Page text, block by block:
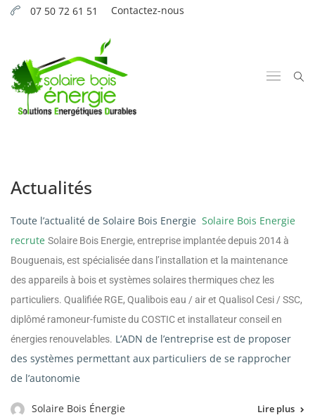
07 50 72 61 51 Contactez-nous
Actualités
Toute l’actualité de Solaire Bois Energie Solaire Bois Energie
recrute Solaire Bois Energie, entreprise implantée depuis 2014 à
Bouguenais, est spécialisée dans l’installation et la maintenance
des appareils à bois et systèmes solaires thermiques chez les
particuliers. Qualifiée RGE, Qualibois eau / air et Qualisol Cesi / SSC,
diplômé ramoneur-fumiste du COSTIC et installateur conseil en
énergies renouvelables. L’ADN de l’entreprise est de proposer
des systèmes permettant aux particuliers de se rapprocher
de l’autonomie
Solaire Bois Énergie Lire plus